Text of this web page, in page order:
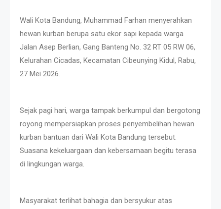
Wali Kota Bandung, Muhammad Farhan menyerahkan
hewan kurban berupa satu ekor sapi kepada warga
Jalan Asep Berlian, Gang Banteng No. 32 RT 05 RW 06,
Kelurahan Cicadas, Kecamatan Cibeunying Kidul, Rabu,
27 Mei 2026.
Sejak pagi hari, warga tampak berkumpul dan bergotong
royong mempersiapkan proses penyembelihan hewan
kurban bantuan dari Wali Kota Bandung tersebut.
Suasana kekeluargaan dan kebersamaan begitu terasa
di lingkungan warga.
Masyarakat terlihat bahagia dan bersyukur atas